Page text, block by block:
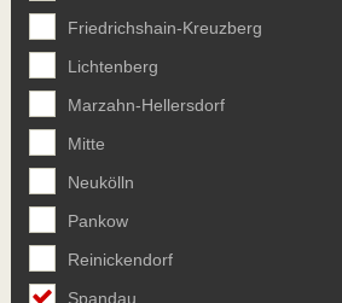
Friedrichshain-Kreuzberg
Lichtenberg
Marzahn-Hellersdorf
Mitte
Neukölln
Pankow
Reinickendorf
Spandau